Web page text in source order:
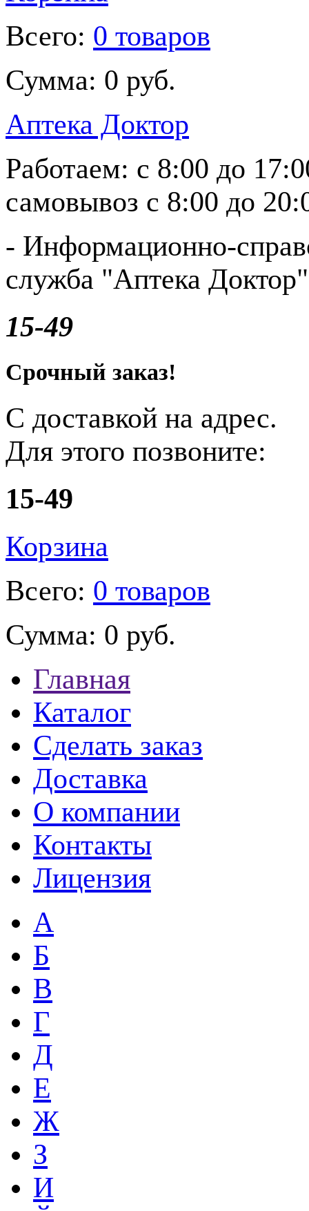
Всего: 0 товаров
Сумма: 0 руб.
Аптека Доктор
Работаем: с 8:00 до
самовывоз с 8:00 до
- Информационно-
служба "Аптека
15-49
Срочный заказ!
С доставкой на адрес.
Для этого позвоните:
15-49
Корзина
Всего: 0 товаров
Сумма: 0 руб.
Главная
Каталог
Сделать заказ
Доставка
О компании
Контакты
Лицензия
А
Б
В
Г
Д
Е
Ж
З
И